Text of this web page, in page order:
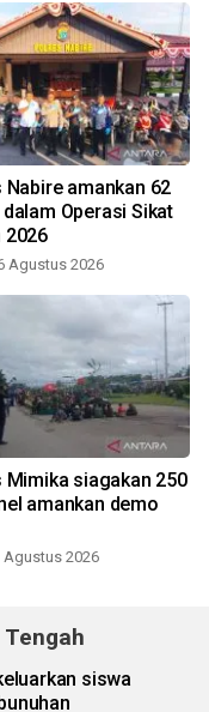
Nabire amankan 62
Operasi Sikat
2026
Agustus 2026
siagakan 250
amankan demo
Agustus 2026
siswa